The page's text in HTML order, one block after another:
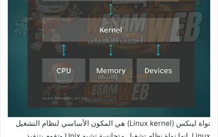
نواة لينكس (Linux kernel) هي المكون الأساسي لنظام التشغيل